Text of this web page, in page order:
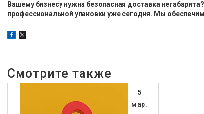
Вашему бизнесу нужна безопасная доставка
профессиональной упаковки уже сегодня. Мы
5
мар.